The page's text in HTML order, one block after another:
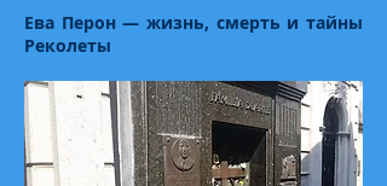
Ева Перон — жизнь, смерть и тайны
Реколеты